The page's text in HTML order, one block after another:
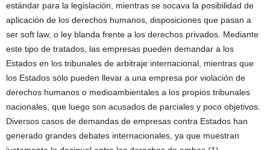
estándar para la legislación, mientras se socava la posibilidad de
aplicación de los derechos humanos, disposiciones que pasan a
ser soft law, o ley blanda frente a los derechos privados. Mediante
este tipo de tratados, las empresas pueden demandar a los
Estados en los tribunales de arbitraje internacional, mientras que
los Estados sólo pueden llevar a una empresa por violación de
derechos humanos o medioambientales a los propios tribunales
nacionales, que luego son acusados de parciales y poco objetivos.
Diversos casos de demandas de empresas contra Estados han
generado grandes debates internacionales, ya que muestran